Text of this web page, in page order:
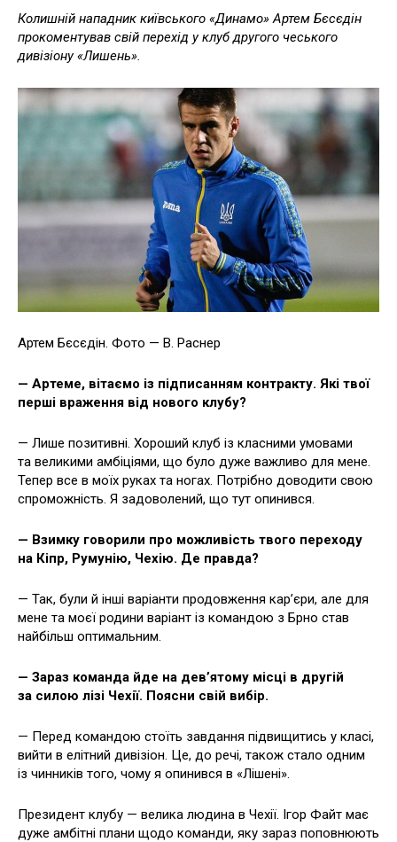
Колишній нападник київського «Динамо» Артем Бєсєдін
прокоментував свій перехід у клуб другого чеського
дивізіону «Лишень».
Артем Бєсєдін. Фото — В. Раснер
— Артеме, вітаємо із підписанням контракту. Які твої
перші враження від нового клубу?
— Лише позитивні. Хороший клуб із класними умовами
та великими амбіціями, що було дуже важливо для мене.
Тепер все в моїх руках та ногах. Потрібно доводити свою
спроможність. Я задоволений, що тут опинився.
— Взимку говорили про можливість твого переходу
на Кіпр, Румунію, Чехію. Де правда?
— Так, були й інші варіанти продовження кар’єри, але для
мене та моєї родини варіант із командою з Брно став
найбільш оптимальним.
— Зараз команда йде на дев’ятому місці в другій
за силою лізі Чехії. Поясни свій вибір.
— Перед командою стоїть завдання підвищитись у класі,
вийти в елітний дивізіон. Це, до речі, також стало одним
із чинників того, чому я опинився в «Лішені».
Президент клубу — велика людина в Чехії. Ігор Файт має
дуже амбітні плани щодо команди, яку зараз поповнюють